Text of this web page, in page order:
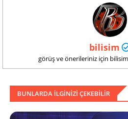
bilisim
görüş ve önerileriniz için
BUNLARDA ILGINIZI ÇEKEBILIR